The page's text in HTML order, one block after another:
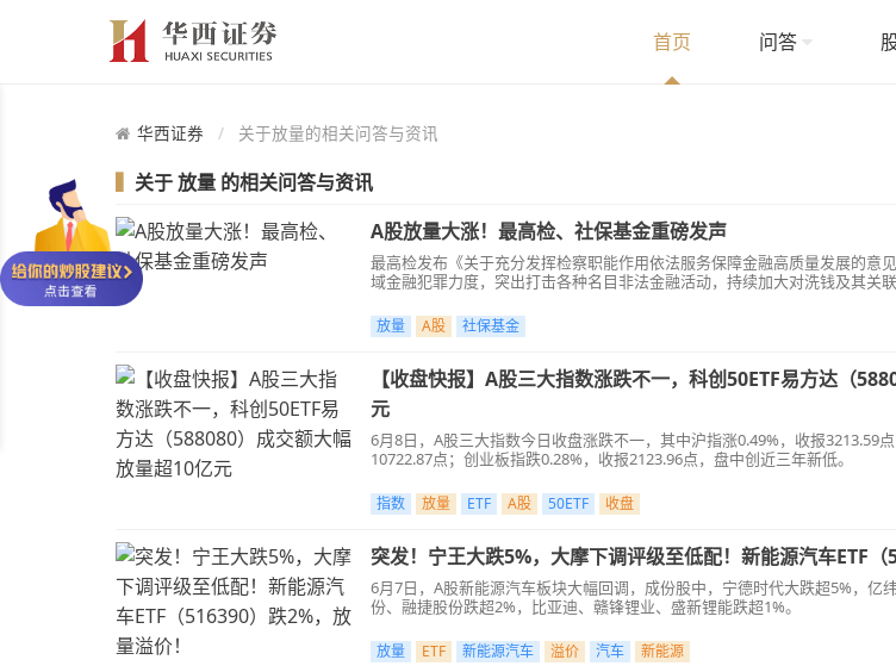
首页 问答
华西证券 关于放量的相关问答与资讯
关于放量 的相关问答与资讯
A股放量大涨！最高检、社保基金重磅发声
最高检发布《关于充分发挥检察职能作用依法服务保障金融高质量发展的意
域金融犯罪力度，突出打击各种名目非法金融活动，持续加大对洗钱及其关联
放量 A股 社保基金
【收盘快报】A股三大指数涨跌不一，科创50ETF易方达（
元
6月8日，A股三大指数今日收盘涨跌不一，其中沪指涨0.49%，收报3213.59
10722.87点；创业板指跌0.28%，收报2123.96点，盘中创近三年新低。
指数 放量 ETF A股 50ETF 收盘
突发！宁王大跌5%，大摩下调评级至低配！新能源汽车ETF（
6月7日，A股新能源汽车板块大幅回调，成份股中，宁德时代大跌超5%，亿
份、融捷股份跌超2%，比亚迪、赣锋锂业、盛新锂能跌超1%。
放量 ETF 新能源汽车 溢价 汽车 新能源